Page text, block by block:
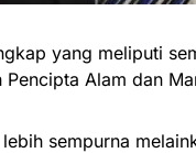
yang meliputi
Alam dan
sempurna